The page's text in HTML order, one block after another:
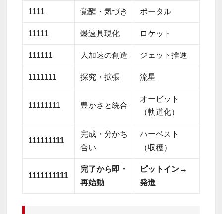
1111 覚醒・気づき ポータル
11111 爆速具現化 ロケット
111111 大加速の創造 ジェット推進
1111111 探究・拡張 流星
11111111 豊かさと統合
オービット
（軌道化）
111111111
完成・分かち
合い
ハーベスト
（収穫）
1111111111
完了から即・
再始動
ピットイン→
発進